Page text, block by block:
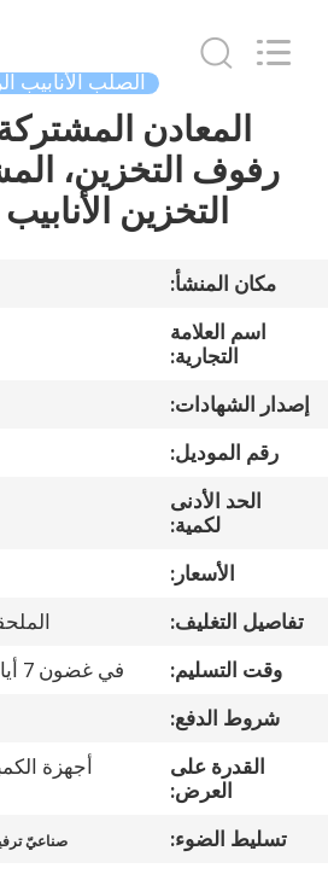
المنزل
المنتجات
حولنا
في
المصنع
مراقبة
الجودة
اتصل
اطلب
اقتباس
الصلب الأنابيب
المعادن
رفوف التخزين،
التخزين
مكان المنشأ:
اسم العلامة
التجارية:
إصدار الشهادات:
رقم الموديل:
الحد الأدنى
لكمية:
الأسعار:
تفاصيل التغليف:
وقت التسليم:
في غضون 7 أيام عمل بعد تلقي الودائع.
شروط الدفع:
القدرة على
العرض:
أجهزة الكمبيوتر 50 في
تسليط الضوء: صناعيّ